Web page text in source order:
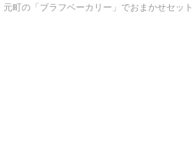
元町の「ブラフベーカリー」でおまかせセット